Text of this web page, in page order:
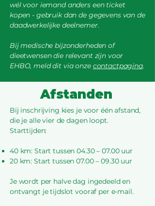
wél voor iemand anders een ticket
kopen - gebruik dan de gegevens van de
daadwerkelijke deelnemer.
Bij medische bijzonderheden of
dieetwensen die relevant zijn voor
EHBO, meld dit via onze contactpagina.
Afstanden
Bij inschrijving kies je voor één afstand,
die je alle vier de dagen loopt.
Starttijden:
40 km: Start tussen 04.30 – 07.00 uur
20 km: Start tussen 07.00 – 09.30 uur
Je wordt per halve dag ingedeeld en
ontvangt je tijdslot vooraf per e-mail.